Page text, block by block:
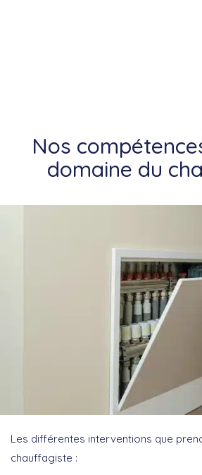
Nos
domaine du
Les différentes interventions que
chauffagiste :